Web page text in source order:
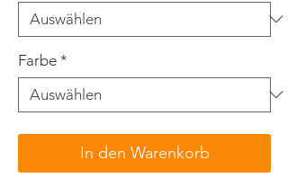
Farbe *
In den Warenkorb